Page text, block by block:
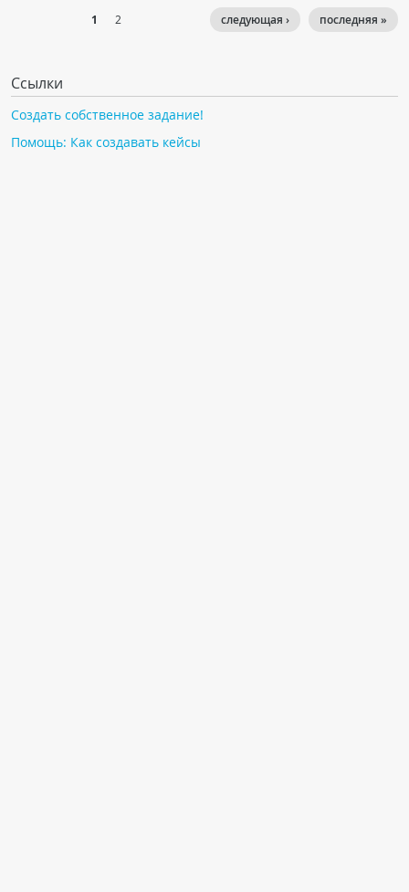
1 2 последняя »
следующая ›
Ссылки
Создать собственное задание!
Помощь: Как создавать кейсы